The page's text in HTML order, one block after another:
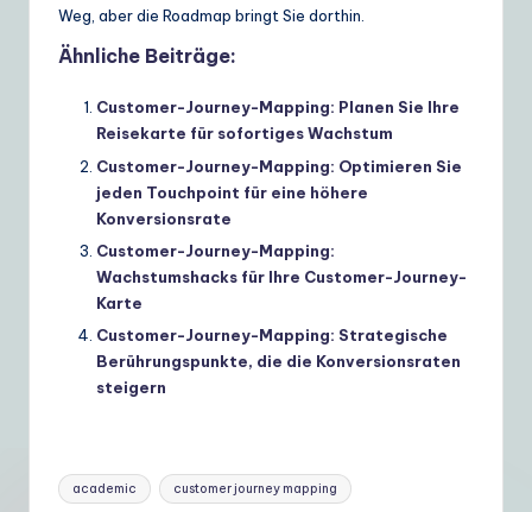
Weg, aber die Roadmap bringt Sie dorthin.
Ähnliche Beiträge:
Customer-Journey-Mapping: Planen Sie Ihre
Reisekarte für sofortiges Wachstum
Customer-Journey-Mapping: Optimieren Sie
jeden Touchpoint für eine höhere
Konversionsrate
Customer-Journey-Mapping:
Wachstumshacks für Ihre Customer-Journey-
Karte
Customer-Journey-Mapping: Strategische
Berührungspunkte, die die Konversionsraten
steigern
Tags:
academic customer journey mapping